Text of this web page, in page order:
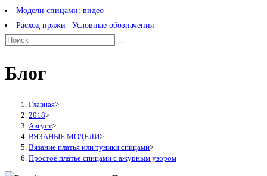
Модели спицами: видео
Расход пряжи | Условные обозначения
Блог
Главная>
2018>
Август>
ВЯЗАНЫЕ МОДЕЛИ>
Вязание платья или туники спицами>
Простое платье спицами с ажурным узором